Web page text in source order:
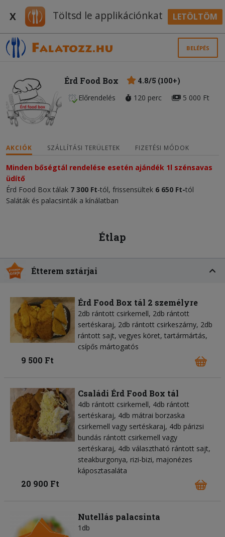
X Töltsd le applikációnkat LETÖLTÖM
BELÉPÉS
Érd Food Box
4.8/5 (100+)
Előrendelés
120 perc 5 000 Ft
AKCIÓK SZÁLLÍTÁSI TERÜLETEK FIZETÉSI MÓDOK
Minden bőségtál rendelése esetén ajándék 1l szénsavas
üdítő
Érd Food Box tálak 7 300 Ft-tól, frissensültek 6 650 Ft-tól
Saláták és palacsinták a kínálatban
Étlap
Étterem sztárjai
Érd Food Box tál 2 személyre
2db rántott csirkemell, 2db rántott
sertéskaraj, 2db rántott csirkeszárny, 2db
rántott sajt, vegyes köret, tartármártás,
csípős mártogatós
9 500 Ft
Családi Érd Food Box tál
4db rántott csirkemell, 4db rántott
sertéskaraj, 4db mátrai borzaska
csirkemell vagy sertéskaraj, 4db párizsi
bundás rántott csirkemell vagy
sertéskaraj, 4db választható rántott sajt,
steakburgonya, rizi-bizi, majonézes
káposztasaláta
20 900 Ft
Nutellás palacsinta
1db